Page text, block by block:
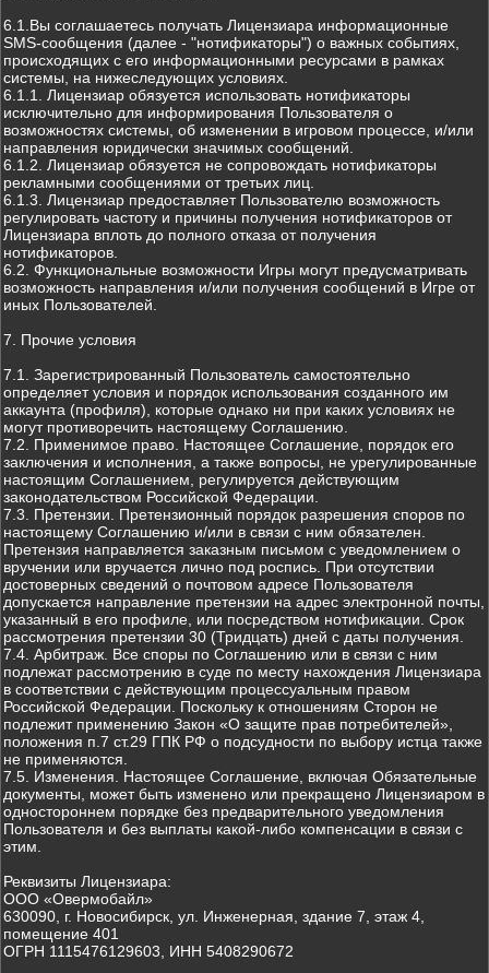
6.1.Вы соглашаетесь получать Лицензиара информационные
SMS-сообщения (далее - "нотификаторы") о важных событиях,
происходящих с его информационными ресурсами в рамках
системы, на нижеследующих условиях.
6.1.1. Лицензиар обязуется использовать нотификаторы
исключительно для информирования Пользователя о
возможностях системы, об изменении в игровом процессе, и/или
направления юридически значимых сообщений.
6.1.2. Лицензиар обязуется не сопровождать нотификаторы
рекламными сообщениями от третьих лиц.
6.1.3. Лицензиар предоставляет Пользователю возможность
регулировать частоту и причины получения нотификаторов от
Лицензиара вплоть до полного отказа от получения
нотификаторов.
6.2. Функциональные возможности Игры могут предусматривать
возможность направления и/или получения сообщений в Игре от
иных Пользователей.
7. Прочие условия
7.1. Зарегистрированный Пользователь самостоятельно
определяет условия и порядок использования созданного им
аккаунта (профиля), которые однако ни при каких условиях не
могут противоречить настоящему Соглашению.
7.2. Применимое право. Настоящее Соглашение, порядок его
заключения и исполнения, а также вопросы, не урегулированные
настоящим Соглашением, регулируется действующим
законодательством Российской Федерации.
7.3. Претензии. Претензионный порядок разрешения споров по
настоящему Соглашению и/или в связи с ним обязателен.
Претензия направляется заказным письмом с уведомлением о
вручении или вручается лично под роспись. При отсутствии
достоверных сведений о почтовом адресе Пользователя
допускается направление претензии на адрес электронной почты,
указанный в его профиле, или посредством нотификации. Срок
рассмотрения претензии 30 (Тридцать) дней с даты получения.
7.4. Арбитраж. Все споры по Соглашению или в связи с ним
подлежат рассмотрению в суде по месту нахождения Лицензиара
в соответствии с действующим процессуальным правом
Российской Федерации. Поскольку к отношениям Сторон не
подлежит применению Закон «О защите прав потребителей»,
положения п.7 ст.29 ГПК РФ о подсудности по выбору истца также
не применяются.
7.5. Изменения. Настоящее Соглашение, включая Обязательные
документы, может быть изменено или прекращено Лицензиаром в
одностороннем порядке без предварительного уведомления
Пользователя и без выплаты какой-либо компенсации в связи с
этим.
Реквизиты Лицензиара:
ООО «Овермобайл»
630090, г. Новосибирск, ул. Инженерная, здание 7, этаж 4,
помещение 401
ОГРН 1115476129603, ИНН 5408290672